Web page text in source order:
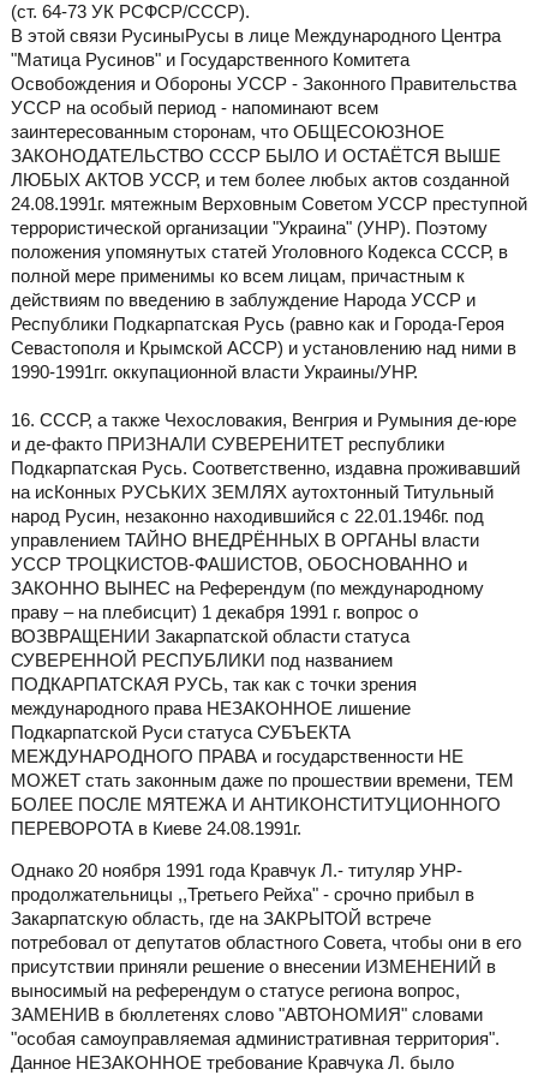
(ст. 64-73 УК РСФСР/СССР).
В этой связи РусиныРусы в лице Международного Центра
"Матица Русинов" и Государственного Комитета
Освобождения и Обороны УССР - Законного Правительства
УССР на особый период - напоминают всем
заинтересованным сторонам, что ОБЩЕСОЮЗНОЕ
ЗАКОНОДАТЕЛЬСТВО СССР БЫЛО И ОСТАЁТСЯ ВЫШЕ
ЛЮБЫХ АКТОВ УССР, и тем более любых актов созданной
24.08.1991г. мятежным Верховным Советом УССР преступной
террористической организации "Украина" (УНР). Поэтому
положения упомянутых статей Уголовного Кодекса СССР, в
полной мере применимы ко всем лицам, причастным к
действиям по введению в заблуждение Народа УССР и
Республики Подкарпатская Русь (равно как и Города-Героя
Севастополя и Крымской АССР) и установлению над ними в
1990-1991гг. оккупационной власти Украины/УНР.
16. СССР, а также Чехословакия, Венгрия и Румыния де-юре
и де-факто ПРИЗНАЛИ СУВЕРЕНИТЕТ республики
Подкарпатская Русь. Соответственно, издавна проживавший
на исКонных РУСЬКИХ ЗЕМЛЯХ аутохтонный Титульный
народ Русин, незаконно находившийся с 22.01.1946г. под
управлением ТАЙНО ВНЕДРЁННЫХ В ОРГАНЫ власти
УССР ТРОЦКИСТОВ-ФАШИСТОВ, ОБОСНОВАННО и
ЗАКОННО ВЫНЕС на Референдум (по международному
праву – на плебисцит) 1 декабря 1991 г. вопрос о
ВОЗВРАЩЕНИИ Закарпатской области статуса
СУВЕРЕННОЙ РЕСПУБЛИКИ под названием
ПОДКАРПАТСКАЯ РУСЬ, так как с точки зрения
международного права НЕЗАКОННОЕ лишение
Подкарпатской Руси статуса СУБЪЕКТА
МЕЖДУНАРОДНОГО ПРАВА и государственности НЕ
МОЖЕТ стать законным даже по прошествии времени, ТЕМ
БОЛЕЕ ПОСЛЕ МЯТЕЖА И АНТИКОНСТИТУЦИОННОГО
ПЕРЕВОРОТА в Киеве 24.08.1991г.
Однако 20 ноября 1991 года Кравчук Л.- титуляр УНР-
продолжательницы ,,Третьего Рейха" - срочно прибыл в
Закарпатскую область, где на ЗАКРЫТОЙ встрече
потребовал от депутатов областного Совета, чтобы они в его
присутствии приняли решение о внесении ИЗМЕНЕНИЙ в
выносимый на референдум о статусе региона вопрос,
ЗАМЕНИВ в бюллетенях слово "АВТОНОМИЯ" словами
"особая самоуправляемая административная территория".
Данное НЕЗАКОННОЕ требование Кравчука Л. было